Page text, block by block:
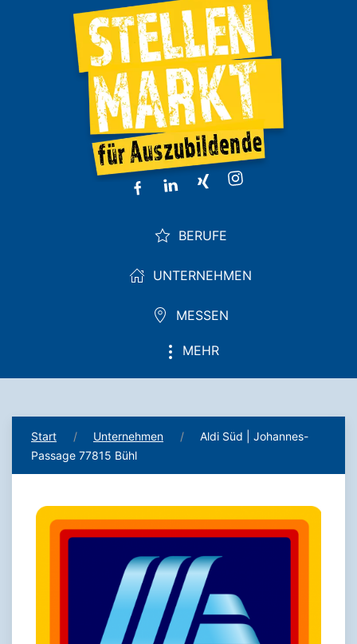
BERUFE
UNTERNEHMEN
MESSEN
MEHR
Start Unternehmen
Aldi Süd | Johannes-
Passage 77815 Bühl